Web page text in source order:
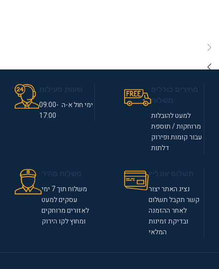
למעט להובלות
מרוחקות / תוספת
עבור קומות ופירוק
דלתות
ימי חול א-ה 09:00-
17:00
נציג האתר יצור
קשר תקבל תשלום
לאחר ההזמנה
ובדיקת זמינות
המלאי
משלוח תוך 7 ימי
עסקים למעט
לאזורים מרוחקים
ומחוץ לקו הירוק